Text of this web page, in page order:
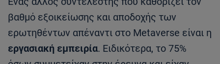
βαθμό εξοικείωσης και αποδοχής των
ερωτηθέντων απέναντι στο Metaverse είναι η
εργασιακή εμπειρία. Ειδικότερα, το 75%